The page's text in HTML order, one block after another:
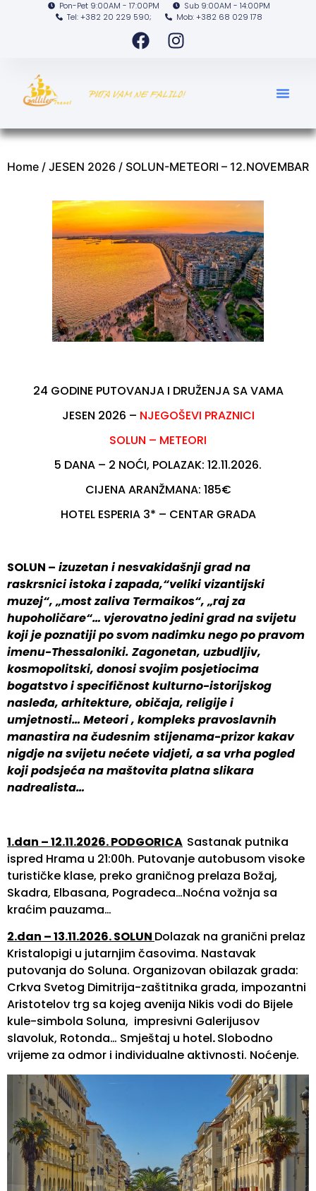
Pon-Pet 9:00AM - 17:00PM
Sub 9:00AM - 14:00PM
Tel: +382 20 229 590;
Mob: +382 68 029 178
Home / JESEN 2026 / SOLUN-METEORI – 12.NOVEMBAR
24 GODINE PUTOVANJA I DRUŽENJA SA VAMA
JESEN 2026 – NJEGOŠEVI PRAZNICI
SOLUN – METEORI
5 DANA – 2 NOĆI, POLAZAK: 12.11.2026.
CIJENA ARANŽMANA: 185€
HOTEL ESPERIA 3* – CENTAR GRADA
SOLUN – izuzetan i nesvakidašnji grad na
raskrsnici istoka i zapada,“veliki vizantijski
muzej“, „most zaliva Termaikos“, „raj za
hupoholičare“… vjerovatno jedini grad na svijetu
koji je poznatiji po svom nadimku nego po pravom
imenu-Thessaloniki. Zagonetan, uzbudljiv,
kosmopolitski, donosi svojim posjetiocima
bogatstvo i specifičnost kulturno-istorijskog
nasleđa, arhitekture, običaja, religije i
umjetnosti… Meteori , kompleks pravoslavnih
manastira na čudesnim stijenama-prizor kakav
nigdje na svijetu nećete vidjeti, a sa vrha pogled
koji podsjeća na maštovita platna slikara
nadrealista…
1.dan – 12.11.2026. PODGORICA Sastanak putnika
ispred Hrama u 21:00h. Putovanje autobusom visoke
turističke klase, preko graničnog prelaza Božaj,
Skadra, Elbasana, Pogradeca…Noćna vožnja sa
kraćim pauzama…
2.dan – 13.11.2026. SOLUN Dolazak na granični prelaz
Kristalopigi u jutarnjim časovima. Nastavak
putovanja do Soluna. Organizovan obilazak grada:
Crkva Svetog Dimitrija-zaštitnika grada, impozantni
Aristotelov trg sa kojeg avenija Nikis vodi do Bijele
kule-simbola Soluna, impresivni Galerijusov
slavoluk, Rotonda… Smještaj u hotel.Slobodno
vrijeme za odmor i individualne aktivnosti. Noćenje.